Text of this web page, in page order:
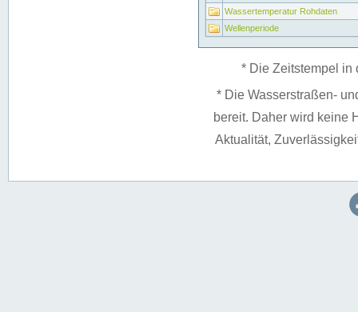
Wassertemperatur Rohdaten
Wellenperiode
* Die Zeitstempel in
* Die Wasserstraßen-
bereit. Daher wird keine
Aktualität,